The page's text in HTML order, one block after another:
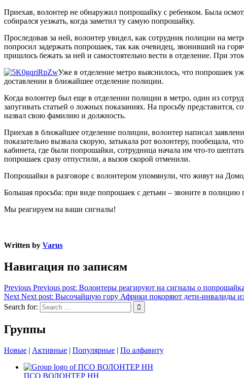
Приехав, волонтер не обнаружил попрошайку с ребенком. Была
собирался уезжать, когда заметил ту самую попрошайку.
Проследовав за ней, волонтер увидел, как сотрудник полиции на
попросил задержать попрошаек, так как очевидец, звонивший на
пришлось бежать за ней и самостоятельно вести в отделение. При
Уже в отделение метро выяснилось, что попрошаек
доставлении в ближайшее отделение полиции.
Когда волонтер был еще в отделении полиции в метро, один из
запугивать статьей о ложных показаниях. На просьбу представится,
назвал свою фамилию и должность.
Приехав в ближайшее отделение полиции, волонтер написал
показательно вызвала скорую, затыкала рот волонтеру, пообещала,
кабинета, где были попрошайки, сотрудница начала им что-то
попрошаек сразу отпустили, а вызов скорой отменили.
Попрошайки в разговоре с волонтером упомянули, что живут на
Большая просьба: при виде попрошаек с детьми – звоните в
Мы реагируем на ваши сигналы!
Written by Varus
Навигация по записям
Previous Previous post: Волонтеры реагируют на сигналы о
Next Next post: Высочайшую гору Африки покоряют дети-инвалиды
Search for:
Группы
Новые | Активные | Популярные | По алфавиту
ПСО ВОЛОНТЕР НН